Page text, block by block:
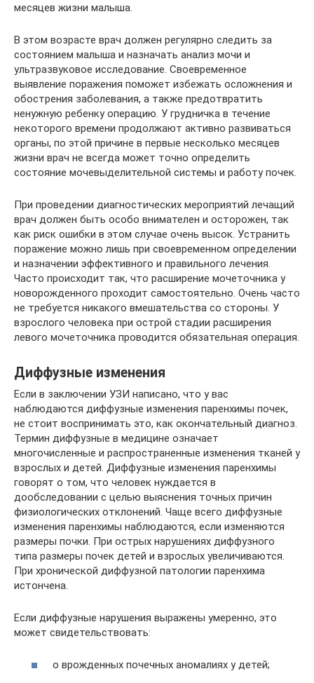
месяцев жизни малыша.
В этом возрасте врач должен регулярно следить за
состоянием малыша и назначать анализ мочи и
ультразвуковое исследование. Своевременное
выявление поражения поможет избежать осложнения и
обострения заболевания, а также предотвратить
ненужную ребенку операцию. У грудничка в течение
некоторого времени продолжают активно развиваться
органы, по этой причине в первые несколько месяцев
жизни врач не всегда может точно определить
состояние мочевыделительной системы и работу почек.
При проведении диагностических мероприятий лечащий
врач должен быть особо внимателен и осторожен, так
как риск ошибки в этом случае очень высок. Устранить
поражение можно лишь при своевременном определении
и назначении эффективного и правильного лечения.
Часто происходит так, что расширение мочеточника у
новорожденного проходит самостоятельно. Очень часто
не требуется никакого вмешательства со стороны. У
взрослого человека при острой стадии расширения
левого мочеточника проводится обязательная операция.
Диффузные изменения
Если в заключении УЗИ написано, что у вас
наблюдаются диффузные изменения паренхимы почек,
не стоит воспринимать это, как окончательный диагноз.
Термин диффузные в медицине означает
многочисленные и распространенные изменения тканей у
взрослых и детей. Диффузные изменения паренхимы
говорят о том, что человек нуждается в
дообследовании с целью выяснения точных причин
физиологических отклонений. Чаще всего диффузные
изменения паренхимы наблюдаются, если изменяются
размеры почки. При острых нарушениях диффузного
типа размеры почек детей и взрослых увеличиваются.
При хронической диффузной патологии паренхима
истончена.
Если диффузные нарушения выражены умеренно, это
может свидетельствовать:
о врожденных почечных аномалиях у детей;